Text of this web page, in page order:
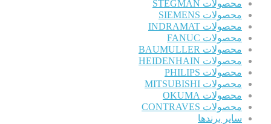
محصولات STEGMAN
محصولات SIEMENS
محصولات INDRAMAT
محصولات FANUC
محصولات BAUMULLER
محصولات HEIDENHAIN
محصولات PHILIPS
محصولات MITSUBISHI
محصولات OKUMA
محصولات CONTRAVES
سایر برندها